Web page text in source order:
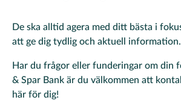
De ska alltid agera med ditt bästa i
att ge dig tydlig och aktuell information.
Har du frågor eller funderingar om din
& Spar Bank är du välkommen att
här för dig!